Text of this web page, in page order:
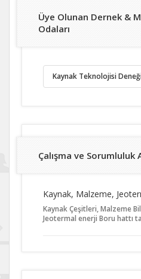
Üye Olunan Dernek &
Odaları
Kaynak Teknolojisi
Çalışma ve Sorumluluk
Kaynak, Malzeme,
Kaynak Çeşitleri, Malzeme
Jeotermal enerji Boru hattı